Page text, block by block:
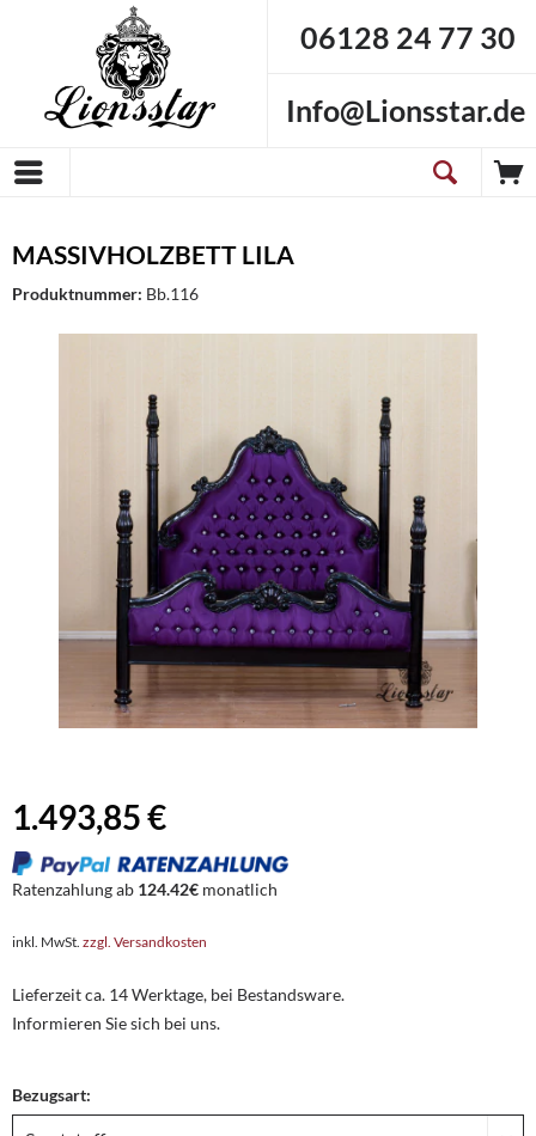
06128 24 77 30
Info@Lionsstar.de
MASSIVHOLZBETT LILA
Produktnummer: Bb.116
1.493,85 €
Ratenzahlung ab 124.42€ monatlich
inkl. MwSt. zzgl. Versandkosten
Lieferzeit ca. 14 Werktage, bei Bestandsware.
Informieren Sie sich bei uns.
Bezugsart: